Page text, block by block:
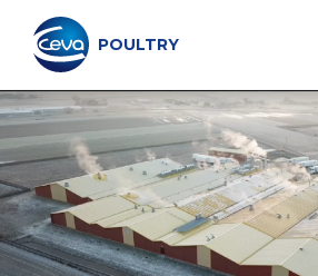
konten
POULTRY
Search on the site
VAKSIN UNGGAS